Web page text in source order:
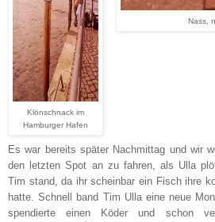
Nass,
Klönschnack im
Hamburger Hafen
Es war bereits später Nachmittag und wir
den letzten Spot an zu fahren, als Ulla
Tim stand, da ihr scheinbar ein Fisch ihre
hatte. Schnell band Tim Ulla eine neue
spendierte einen Köder und schon